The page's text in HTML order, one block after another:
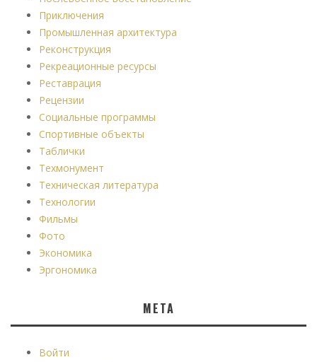
Приключения
Промышленная архитектура
Реконструкция
Рекреационные ресурсы
Реставрация
Рецензии
Социальные программы
Спортивные объекты
Таблички
Техмонумент
Техническая литература
Технологии
Фильмы
Фото
Экономика
Эргономика
МЕТА
Войти